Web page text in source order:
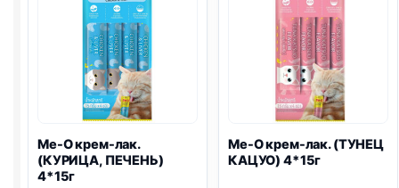
Me-O крем-лак.
(КУРИЦА, ПЕЧЕНЬ)
4*15г
Me-O крем-лак. (ТУНЕЦ
КАЦУО) 4*15г